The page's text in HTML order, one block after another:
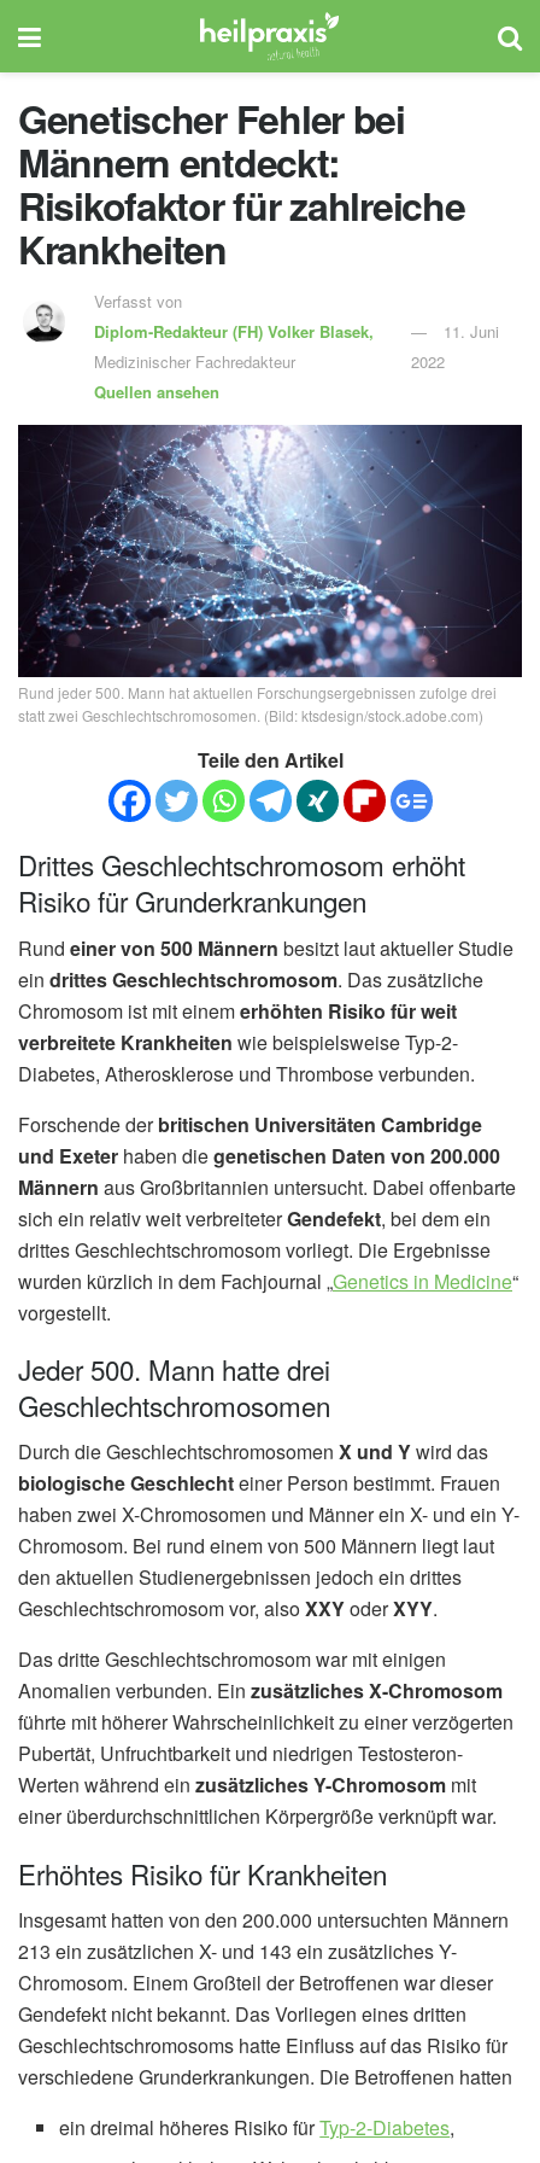
Genetischer Fehler bei
Männern entdeckt:
Risikofaktor für zahlreiche
Krankheiten
Verfasst von
Diplom-Redakteur (FH)Volker Blasek,
Medizinischer Fachredakteur
Quellen ansehen
11. Juni
2022
Rund jeder 500. Mann hat aktuellen Forschungsergebnissen zufolge drei
statt zwei Geschlechtschromosomen. (Bild: ktsdesign/stock.adobe.com)
Teile den Artikel
Drittes Geschlechtschromosom erhöht
Risiko für Grunderkrankungen
Rund einer von 500 Männern besitzt laut aktueller Studie
ein drittes Geschlechtschromosom. Das zusätzliche
Chromosom ist mit einemerhöhten Risiko für weit
verbreitete Krankheiten wie beispielsweise Typ-2-
Diabetes, Atherosklerose und Thrombose verbunden.
Forschende derbritischen Universitäten Cambridge
und Exeter haben diegenetischen Daten von 200.000
Männern aus Großbritannien untersucht. Dabei offenbarte
sich ein relativ weit verbreiteterGendefekt, bei dem ein
drittes Geschlechtschromosom vorliegt. Die Ergebnisse
wurden kürzlich in dem Fachjournal „Genetics in Medicine“
vorgestellt.
Jeder 500. Mann hatte drei
Geschlechtschromosomen
Durch die Geschlechtschromosomen X und Ywird das
biologische Geschlechteiner Person bestimmt. Frauen
haben zwei X-Chromosomen und Männer ein X- und ein Y-
Chromosom. Bei rund einem von 500 Männern liegt laut
den aktuellen Studienergebnissen jedoch ein drittes
Geschlechtschromosom vor, alsoXXYoderXYY.
Das dritte Geschlechtschromosom war mit einigen
Anomalien verbunden. Ein zusätzliches X-Chromosom
führte mit höherer Wahrscheinlichkeit zu einer verzögerten
Pubertät, Unfruchtbarkeit und niedrigen Testosteron-
Werten während ein zusätzliches Y-Chromosom mit
einer überdurchschnittlichen Körpergröße verknüpft war.
Erhöhtes Risiko für Krankheiten
Insgesamt hatten von den 200.000 untersuchten Männern
213 ein zusätzlichen X- und 143 ein zusätzliches Y-
Chromosom. Einem Großteil der Betroffenen war dieser
Gendefekt nicht bekannt. Das Vorliegen eines dritten
Geschlechtschromosoms hatte Einfluss auf das Risiko für
verschiedene Grunderkrankungen. Die Betroffenen hatten
ein dreimal höheres Risiko fürTyp-2-Diabetes,